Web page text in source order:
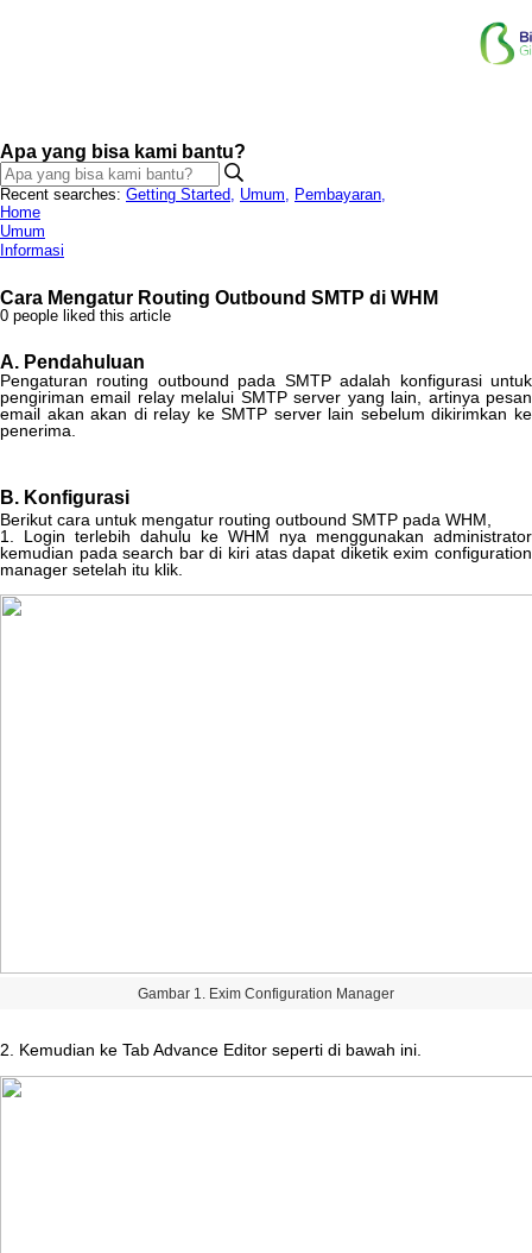
Apa yang bisa kami bantu?
Recent searches: Getting Started, Umum, Pembayaran,
Home
Umum
Informasi
Cara Mengatur Routing Outbound SMTP di WHM
0 people liked this article
A. Pendahuluan
Pengaturan routing outbound pada SMTP adalah konfigurasi untuk
pengiriman email relay melalui SMTP server yang lain artinya pesan
email akan akan di relay ke SMTP server lain sebelum dikirimkan ke
penerima
B. Konfigurasi
Berikut cara untuk mengatur routing outbound SMTP pada WHM
1
Login terlebih dahulu ke WHM nya menggunakan administrator
kemudian pada search bar di kiri atas dapat diketik exim configuration
manager setelah itu klik
Gambar 1 Exim Configuration Manager
2 Kemudian ke TabAdvance Editor seperti di bawah ini